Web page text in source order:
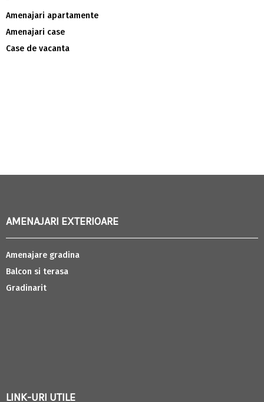
Amenajari apartamente
Amenajari case
Case de vacanta
AMENAJARI EXTERIOARE
Amenajare gradina
Balcon si terasa
Gradinarit
LINK-URI UTILE